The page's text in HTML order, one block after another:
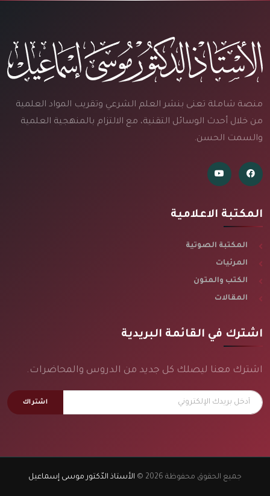
منصة شاملة تعنى بنشر العلم الشرعي وتقريب المواد العلمية
من خلال أحدث الوسائل التقنية، مع الالتزام بالمنهجية العلمية
والسمت الحسن.
المكتبة الاعلامية
المكتبة الصوتية
المرئيات
الكتب والمتون
المقالات
اشترك في القائمة البريدية
اشترك معنا ليصلك كل جديد من الدروس والمحاضرات.
اشتراك
جميع الحقوق محفوظة 2026 © الأستاذ الدّكتور موسى إسماعيل